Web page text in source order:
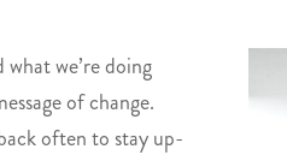
what we’re doing
of change.
often to stay up-